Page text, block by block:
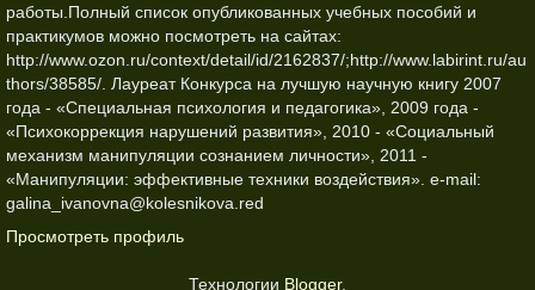
работы.Полный список опубликованных учебных пособий и
практикумов можно посмотреть на сайтах:
http://www.ozon.ru/context/detail/id/2162837/;http://www.labirint.ru/au
thors/38585/. Лауреат Конкурса на лучшую научную книгу 2007
года - «Специальная психология и педагогика», 2009 года -
«Психокоррекция нарушений развития», 2010 - «Социальный
механизм манипуляции сознанием личности», 2011 -
«Манипуляции: эффективные техники воздействия». e-mail:
galina_ivanovna@kolesnikova.red
Просмотреть профиль
Технологии Blogger.